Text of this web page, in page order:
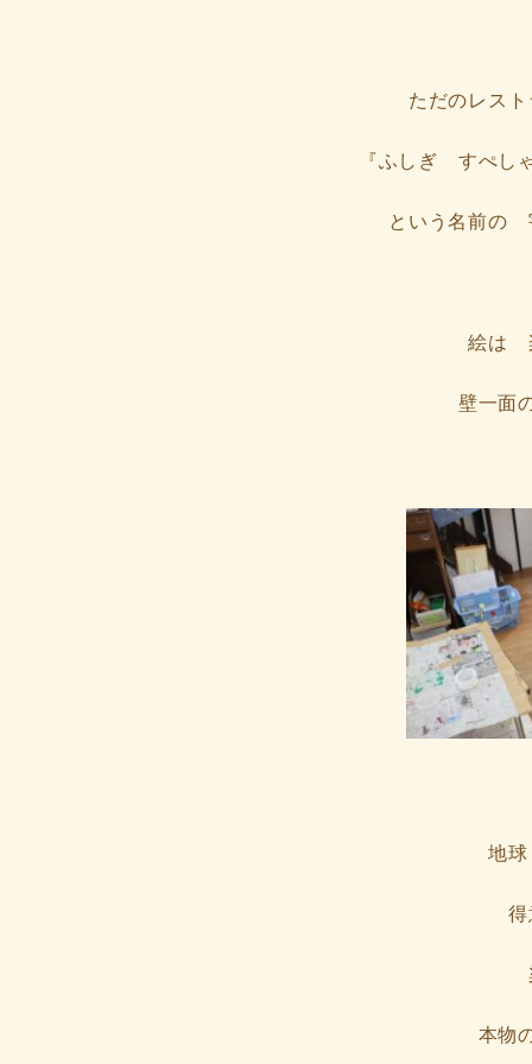
ただのレス
『ふしぎ すぺ
という名前の
絵は
壁一面
地
本物